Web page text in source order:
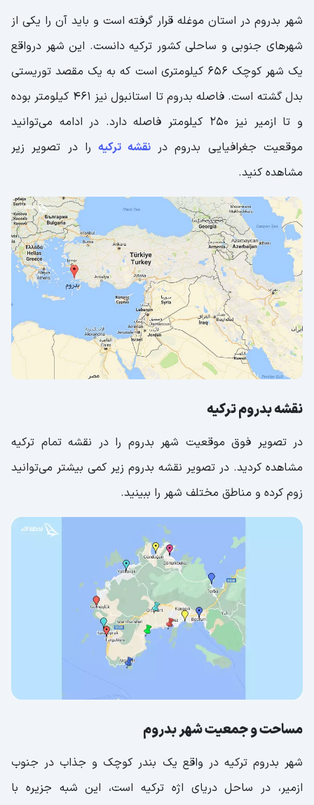
شهر بدروم در استان موغله قرار گرفته است و باید آن را یکی از
شهرهای جنوبی و ساحلی کشور ترکیه دانست. این شهر درواقع
یک شهر کوچک 656 کیلومتری است که به یک مقصد توریستی
بدل گشته است. فاصله بدروم تا استانبول نیز 461 کیلومتر بوده
و تا ازمیر نیز 250 کیلومتر فاصله دارد. در ادامه می‌توانید
موقعیت جغرافیایی بدروم درنقشه ترکیهرا در تصویر زیر
مشاهده کنید.
نقشه بدروم ترکیه
در تصویر فوق موقعیت شهر بدروم را در نقشه تمام ترکیه
مشاهده کردید. در تصویر نقشه بدروم زیر کمی بیشتر می‌توانید
زوم کرده و مناطق مختلف شهر را ببینید.
مساحت و جمعیت شهر بدروم
شهر بدروم ترکیه در واقع یک بندر کوچک و جذاب در جنوب
ازمیر، در ساحل دریای اژه ترکیه است، این شبه جزیره با